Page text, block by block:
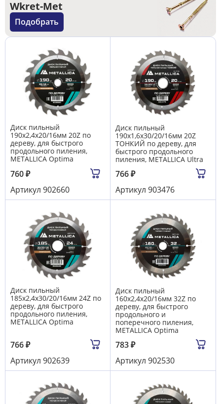
Wkret-Met
Подобрать
Диск пильный
190х2,4х20/16мм 20Z по
дереву, для быстрого
продольного пиления,
METALLICA Optima
760₽
Артикул 902660
Диск пильный
190х1,6х30/20/16мм 20Z
ТОНКИЙ по дереву, для
быстрого продольного
пиления, METALLICA Ultra
766₽
Артикул 903476
Диск пильный
185х2,4х30/20/16мм 24Z по
дереву, для быстрого
продольного пиления,
METALLICA Optima
766₽
Артикул 902639
Диск пильный
160х2,4х20/16мм 32Z по
дереву, для быстрого
продольного и
поперечного пиления,
METALLICA Optima
783₽
Артикул 902530